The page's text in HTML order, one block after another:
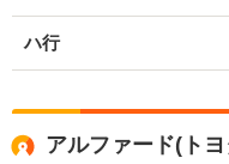
ハ行
アルファード(ト